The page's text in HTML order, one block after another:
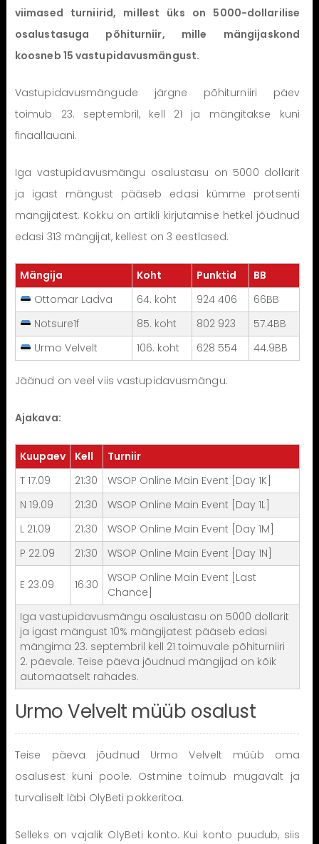
viimased turniirid, millest üks on 5000-dollarilise
osalustasuga põhiturniir, mille mängijaskond
koosneb 15 vastupidavusmängust.
Vastupidavusmängude järgne põhiturniiri päev
toimub 23. septembril, kell 21 ja mängitakse kuni
finaallauani.
Iga vastupidavusmängu osalustasu on 5000 dollarit
ja igast mängust pääseb edasi kümme protsenti
mängijatest. Kokku on artikli kirjutamise hetkel jõudnud
edasi 313 mängijat, kellest on 3 eestlased.
Mängija Koht Punktid
BB
Ottomar Ladva
64. koht 924 406
66BB
Notsure1f
85. koht 802 923
57.4BB
Urmo Velvelt
106. koht 628 554 44.9BB
Jäänud on veel viis vastupidavusmängu.
Ajakava:
Kuupaev Kell
Turniir
T 17.09
21:30
WSOP Online Main Event [Day 1K]
N 19.09
21:30
WSOP Online Main Event [Day 1L]
L 21.09
21:30
WSOP Online Main Event [Day 1M]
P 22.09
21:30 WSOP Online Main Event [Day 1N]
E 23.09 16:30
WSOP Online Main Event [Last
Chance]
Iga vastupidavusmängu osalustasu on 5000 dollarit
ja igast mängust 10% mängijatest pääseb edasi
mängima 23. septembril kell 21 toimuvale põhiturniiri
2. päevale. Teise päeva jõudnud mängijad on kõik
automaatselt rahades.
Urmo Velvelt müüb osalust
Teise päeva jõudnud Urmo Velvelt müüb oma
osalusest kuni poole. Ostmine toimub mugavalt ja
turvaliselt läbi OlyBeti pokkeritoa.
Selleks on vajalik OlyBeti konto. Kui konto puudub, siis